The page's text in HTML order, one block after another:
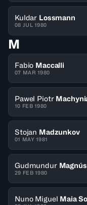
Kuldar Lossmann
08 JUL 1980
M
Fabio Maccalli
07 MAR 1980
Pawel Piotr
10 FEB 1980
Stojan Madzunkov
01 MAY 1981
Gudmundur
29 FEB 1980
Nuno Miguel Maia